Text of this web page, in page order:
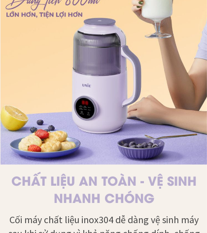
CHẤT LIỆU AN TOÀN - VỆ SINH
NHANH CHÓNG
Cối máy chất liệu inox304 dễ dàng vệ sinh máy